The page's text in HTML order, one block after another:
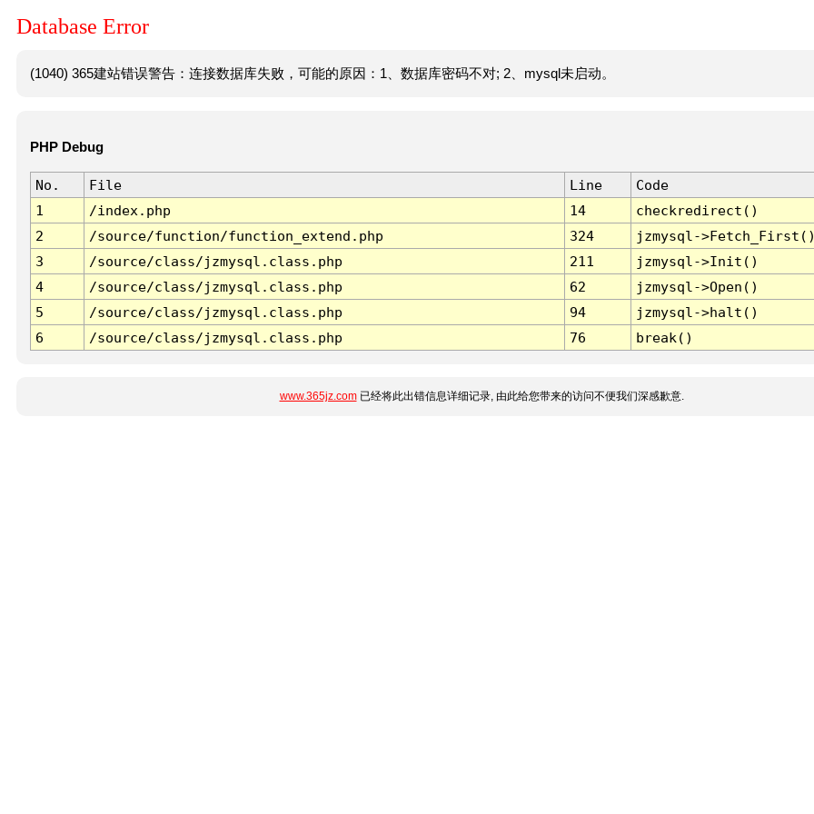
Database Error
(1040) 365建站错误警告：连接数据库失败，可能的原因：1、数据库密码不对; 2、mysql未启动。
PHP Debug
No. File Line
Code
1
/index.php 14
checkredirect()
2
/source/function/function_extend.php 324
jzmysql-
3
/source/class/jzmysql.class.php 211
jzmysql->Init()
4
/source/class/jzmysql.class.php 62
jzmysql->Open()
5
/source/class/jzmysql.class.php 94
jzmysql->halt()
6
/source/class/jzmysql.class.php 76 break()
www.365jz.com已经将此出错信息详细记录, 由此给您带来的访问不便我们深感歉意.